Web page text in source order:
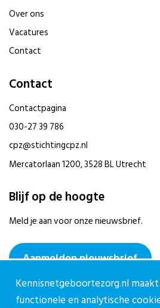
Over ons
Vacatures
Contact
Contact
Contactpagina
030-27 39 786
cpz@stichtingcpz.nl
Mercatorlaan 1200, 3528 BL Utrecht
Blijf op de hoogte
Meld je aan voor onze nieuwsbrief.
Aanmelden nieuwsbrief
Kennisnetgeboortezorg.nl
functionele en analytische